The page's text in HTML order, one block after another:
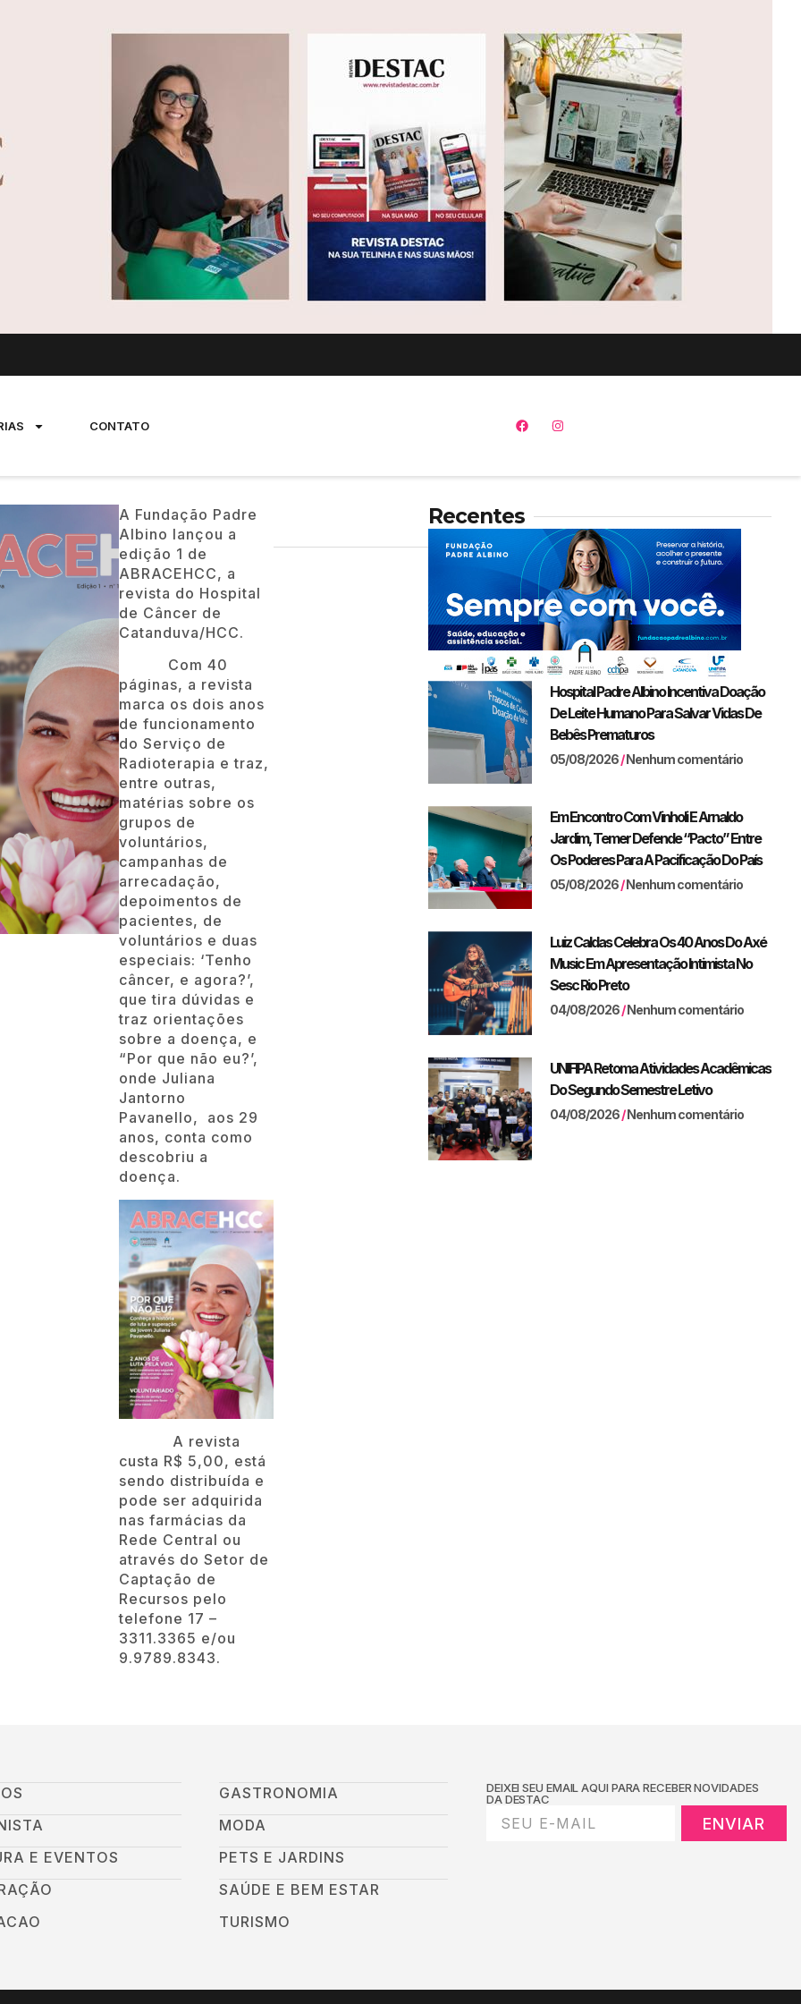
CONTATO
A Fundação Padre
Albino lançou a
edição 1 de
ABRACEHCC, a
revista do Hospital
de Câncer de
Catanduva/HCC.
Com 40
páginas, a revista
marca os dois anos
de funcionamento
do Serviço de
Radioterapia e traz,
entre outras,
matérias sobre os
grupos de
voluntários,
campanhas de
arrecadação,
depoimentos de
pacientes, de
voluntários e duas
especiais: ‘Tenho
câncer, e agora?’,
que tira dúvidas e
traz orientações
sobre a doença, e
“Por que não eu?’,
onde Juliana
Jantorno
Pavanello, aos 29
anos, conta como
descobriu a
doença.
A revista
custa R$ 5,00, está
sendo distribuída e
pode ser adquirida
nas farmácias da
Rede Central ou
através do Setor de
Captação de
Recursos pelo
telefone 17 –
3311.3365 e/ou
9.9789.8343.
Recentes
Hospital Padre Albino Incentiva Doação
De Leite Humano Para Salvar Vidas De
Bebês Prematuros
05/08/2026 Nenhum comentário
Em Encontro Com Vinholi E Arnaldo
Jardim, Temer Defende “pacto” Entre
Os Poderes Para A Pacificação Do País
05/08/2026 Nenhum comentário
Luiz Caldas Celebra Os 40 Anos Do Axé
Music Em Apresentação Intimista No
Sesc Rio Preto
04/08/2026 Nenhum comentário
UNIFIPA Retoma Atividades Acadêmicas
Do Segundo Semestre Letivo
04/08/2026 Nenhum comentário
E EVENTOS
GASTRONOMIA
MODA
PETS E JARDINS
SAÚDE E BEM ESTAR
TURISMO
DEIXEI SEU EMAIL AQUI PARA RECEBER NOVIDADES
DA DESTAC
ENVIAR